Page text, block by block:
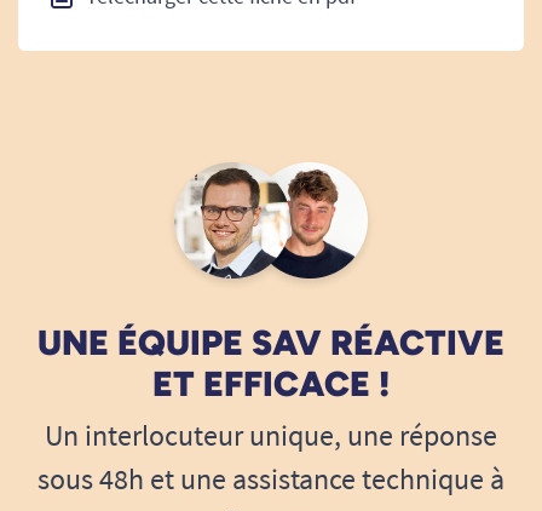
UNE ÉQUIPE SAV RÉACTIVE
ET EFFICACE !
Un interlocuteur unique, une réponse
sous 48h et une assistance technique à